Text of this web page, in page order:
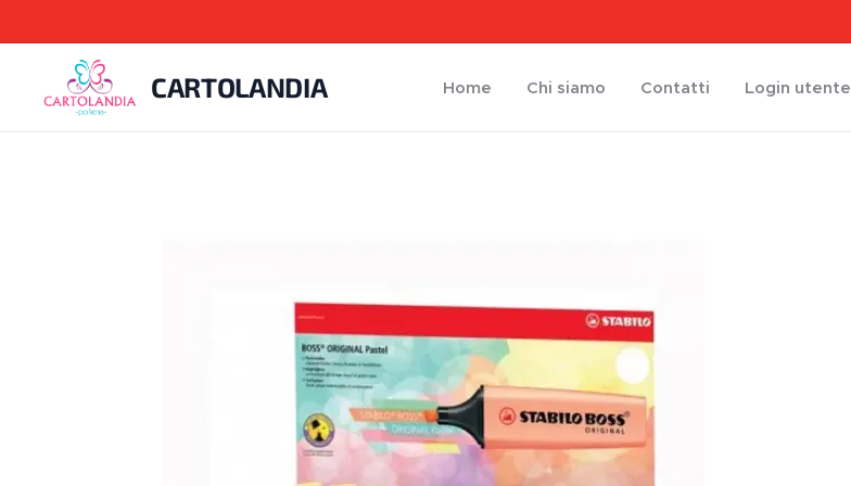
CARTOLANDIA Home Chi siamo Contatti Login utente